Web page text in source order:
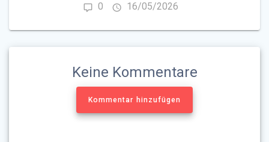
0 16/05/2026
Keine Kommentare
Kommentar hinzufügen